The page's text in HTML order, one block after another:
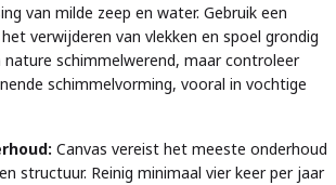
van milde zeep en water. Gebruik een
verwijderen van vlekken en spoel grondig
nature schimmelwerend, maar controleer
schimmelvorming, vooral in vochtige
Canvas vereist het meeste onderhoud
structuur. Reinig minimaal vier keer per jaar